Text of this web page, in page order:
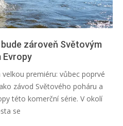
zároveň Světovým
Evropy
premiéru: vůbec poprvé
závod Světového poháru a
této komerční série. V okolí
se